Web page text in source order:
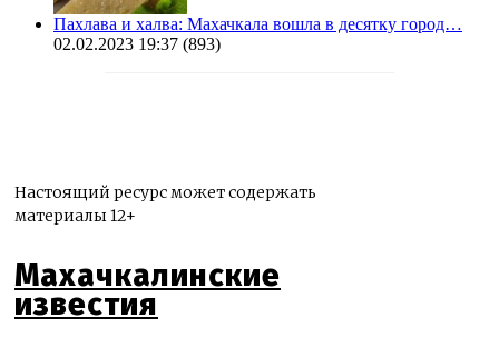
Пахлава и халва: Махачкала вошла в десятку город…
02.02.2023 19:37 (893)
Настоящий ресурс может содержать
материалы 12+
Махачкалинские
известия